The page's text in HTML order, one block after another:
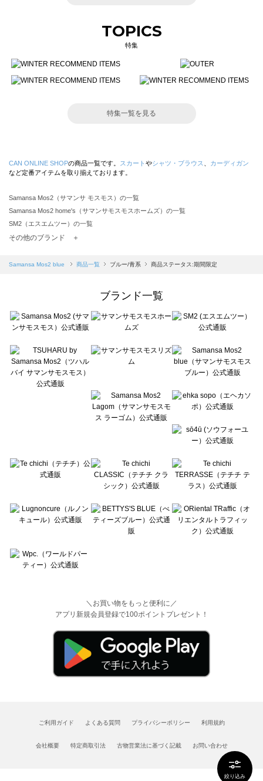
絞り込み
TOPICS
特集
特集一覧を見る
CAN ONLINE SHOPの商品一覧です。 スカート やシャツ・ブラウス
カーディガン
など定番アイテムを取り揃えております。
Samansa Mos2（サマンサ モスモス）の一覧
Samansa Mos2 home's（サマンサモスモスホームズ）の一覧
SM2（エスエムツー）の一覧
TSUHARU by Samansa Mos2（ツハルバイサマンサモスモス）の一覧
Samansa Mos2 blue（サマンサモスモス ブルー）の一覧
Te chichi（テチチ）の一覧
Te chichi CLASSIC（テチチ クラシック）の一覧
Lugnoncure（ルノンキュール）の一覧
BETTY'S BLUE（べティーズブルー）の一覧
Wpc.（ワールドパーティー）の一覧
その他のブランド ＋
Samansa Mos2 blue 商品一覧 ブルー/青系 商品ステータス:期間限定
ブランド一覧
＼お買い物をもっと便利に／
アプリ新規会員登録で100ポイントプレゼント！
ご利用ガイド よくある質問 プライバシーポリシー 利用規約
会社概要 特定商取引法 古物営業法に基づく記載 お問い合わせ